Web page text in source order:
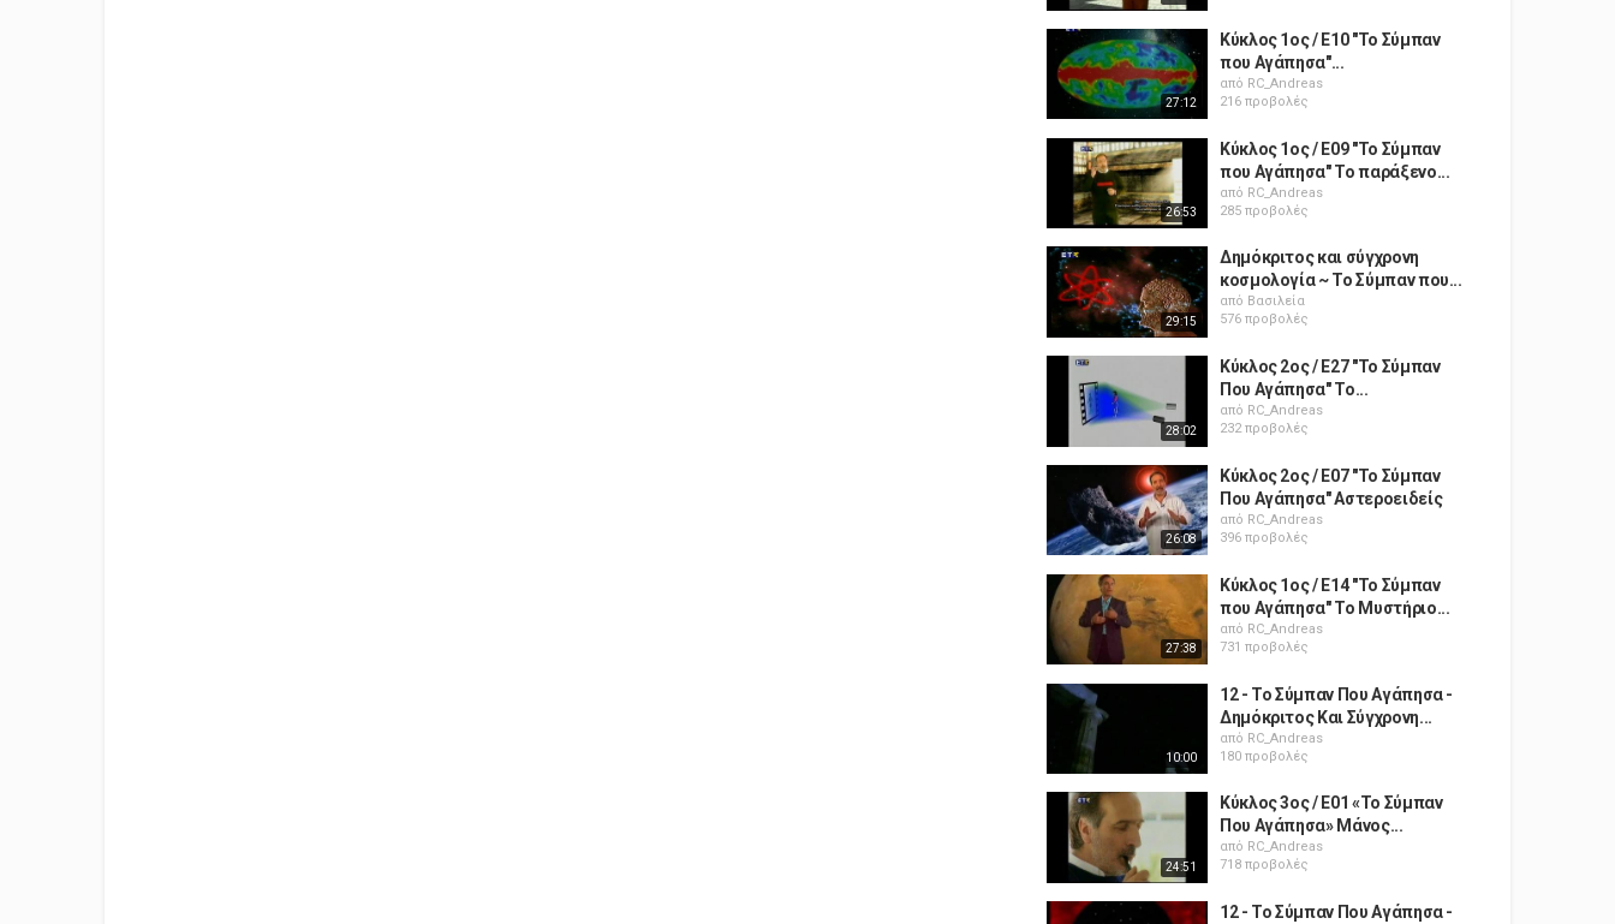
27:12
Κύκλος 1ος / Ε10 "Το Σύμπαν
που Αγάπησα"...
από RC_Andreas
216 προβολές
26:53
Κύκλος 1ος / Ε09 "Το Σύμπαν
που Αγάπησα" Το παράξενο...
από RC_Andreas
285 προβολές
29:15
Δημόκριτος και σύγχρονη
κοσμολογία ~ Το Σύμπαν που...
από Βασιλεία
576 προβολές
28:02
Κύκλος 2ος / Ε27 "Το Σύμπαν
Που Αγάπησα" Το...
από RC_Andreas
232 προβολές
26:08
Κύκλος 2ος / Ε07 "Το Σύμπαν
Που Αγάπησα" Αστεροειδείς
από RC_Andreas
396 προβολές
27:38
Κύκλος 1ος / Ε14 "Το Σύμπαν
που Αγάπησα" Το Μυστήριο...
από RC_Andreas
731 προβολές
10:00
12 - Το Σύμπαν Που Αγάπησα -
Δημόκριτος Και Σύγχρονη...
από RC_Andreas
180 προβολές
24:51
Κύκλος 3ος / Ε01 «Το Σύμπαν
Που Αγάπησα» Μάνος...
από RC_Andreas
718 προβολές
12 - Το Σύμπαν Που Αγάπησα -